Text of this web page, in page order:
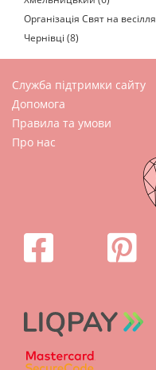
Організація Свят на весілля
Чернівці (8)
Служба підтримки сайту
Допомога
Правила та умови
Про нас